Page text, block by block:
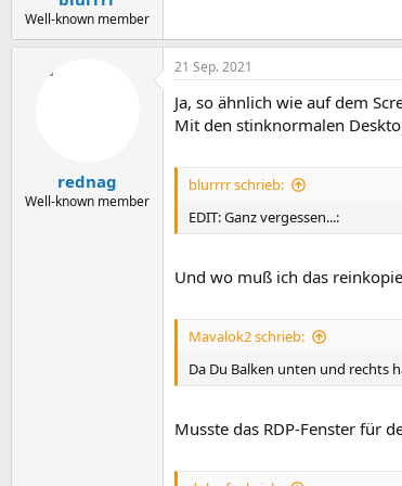
Well-known member
rednag
Well-known member
21 Sep. 2021
Ja, so ähnlich wie auf dem
Mit den stinknormalen
blurrrr schrieb:
EDIT: Ganz vergessen...:
Und wo muß ich das
Mavalok2 schrieb:
Da Du Balken unten und rechts
Musste das RDP-Fenster für